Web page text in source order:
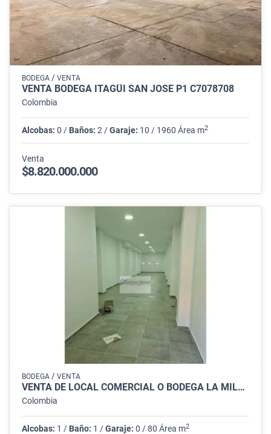
BODEGA / VENTA
VENTA BODEGA ITAGÜÍ SAN JOSÉ P1 C7078708
Colombia
Alcobas: 0 / Baños: 2 /Garaje: 10 / 1960 Área m2
Venta
$8.820.000.000
BODEGA / VENTA
VENTA DE LOCAL COMERCIAL O BODEGA LA MILAGROSA - MEDELLÍN C6756497
Colombia
Alcobas: 1 / Baño: 1 /Garaje: 0 / 80 Área m2